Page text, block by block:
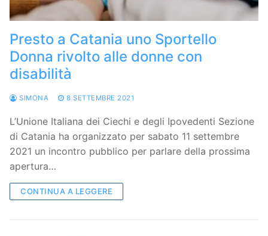
Presto a Catania uno Sportello
Donna rivolto alle donne con
disabilità
SIMONA 8 SETTEMBRE 2021
L’Unione Italiana dei Ciechi e degli Ipovedenti Sezione
di Catania ha organizzato per sabato 11 settembre
2021 un incontro pubblico per parlare della prossima
apertura…
CONTINUA A LEGGERE